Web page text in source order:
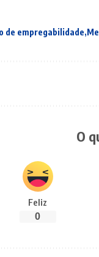
de empregabilidade
O
Feliz
0